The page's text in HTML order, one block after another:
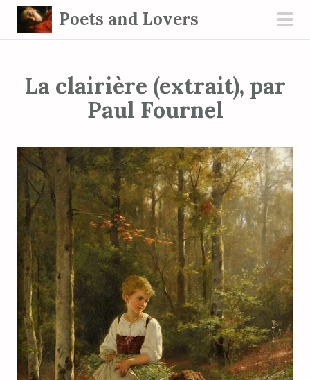
Poets and Lovers
La clairière (extrait), par
Paul Fournel